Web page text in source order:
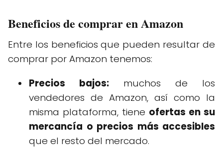
Beneficios de comprar en Amazon
Entre los beneficios que pueden resultar de
comprar por Amazon tenemos:
Precios bajos: muchos de los
vendedores de Amazon, así como la
misma plataforma, tiene ofertas en su
mercancía o precios más accesibles
que el resto del mercado.